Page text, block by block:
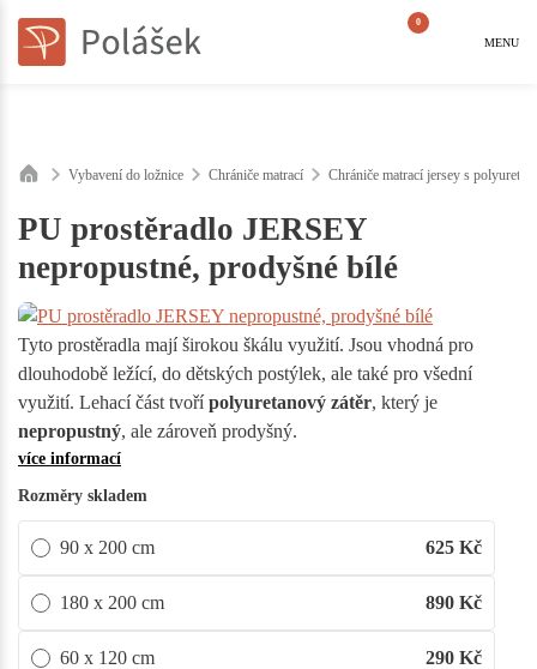
0
MENU
Vybavení do ložnice Chrániče matrací Chrániče matrací jersey s
PU prostěradlo JERSEY
nepropustné, prodyšné bílé
Tyto prostěradla mají širokou škálu využití. Jsou vhodná pro
dlouhodobě ležící, do dětských postýlek, ale také pro všední
využití. Lehací část tvořípolyuretanový zátěr, který je
nepropustný, ale zároveň prodyšný.
více informací
Rozměry skladem
90 x 200 cm 625 Kč
180 x 200 cm 890 Kč
60 x 120 cm 290 Kč